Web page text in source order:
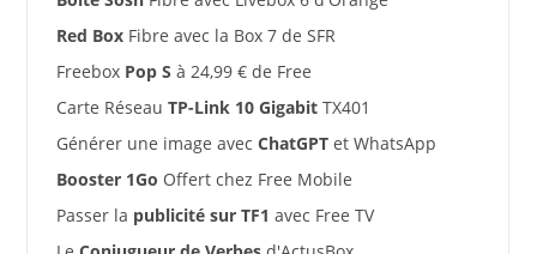
Red BoxFibre avec la Box 7 de SFR
Freebox Pop S à 24,99 € de Free
Carte Réseau TP-Link 10 GigabitTX401
Générer une image avec ChatGPTet WhatsApp
Booster 1Go Offert chez Free Mobile
Passer la publicité sur TF1 avec Free TV